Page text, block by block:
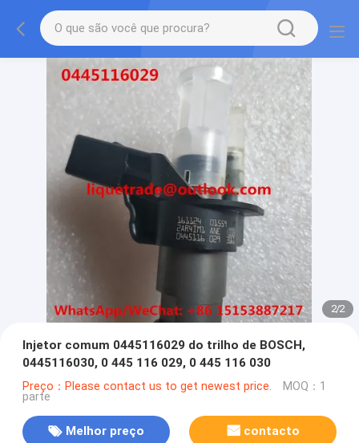
2/2
Injetor comum 0445116029 do trilho de BOSCH,
0445116030, 0 445 116 029, 0 445 116 030
Preço：Please contact us to get newest price. MOQ：1
parte
Melhor preço contacto